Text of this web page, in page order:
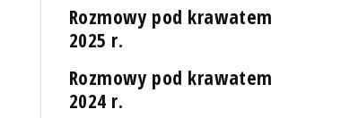
Rozmowy pod krawatem
2025 r.
Rozmowy pod krawatem
2024 r.